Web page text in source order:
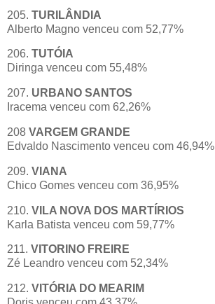
205. TURILÂNDIA
Alberto Magno venceu com 52,77%
206. TUTÓIA
Diringa venceu com 55,48%
207. URBANO SANTOS
Iracema venceu com 62,26%
208 VARGEM GRANDE
Edvaldo Nascimento venceu com 46,94%
209. VIANA
Chico Gomes venceu com 36,95%
210. VILA NOVA DOS MARTÍRIOS
Karla Batista venceu com 59,77%
211. VITORINO FREIRE
Zé Leandro venceu com 52,34%
212. VITÓRIA DO MEARIM